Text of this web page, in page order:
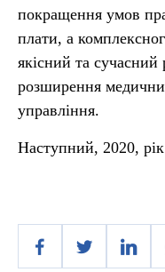
покращення умов
плати, а
якісний та сучасний
розширення
управління.
Наступний, 2020,